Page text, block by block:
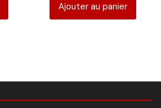
Ajouter au panier